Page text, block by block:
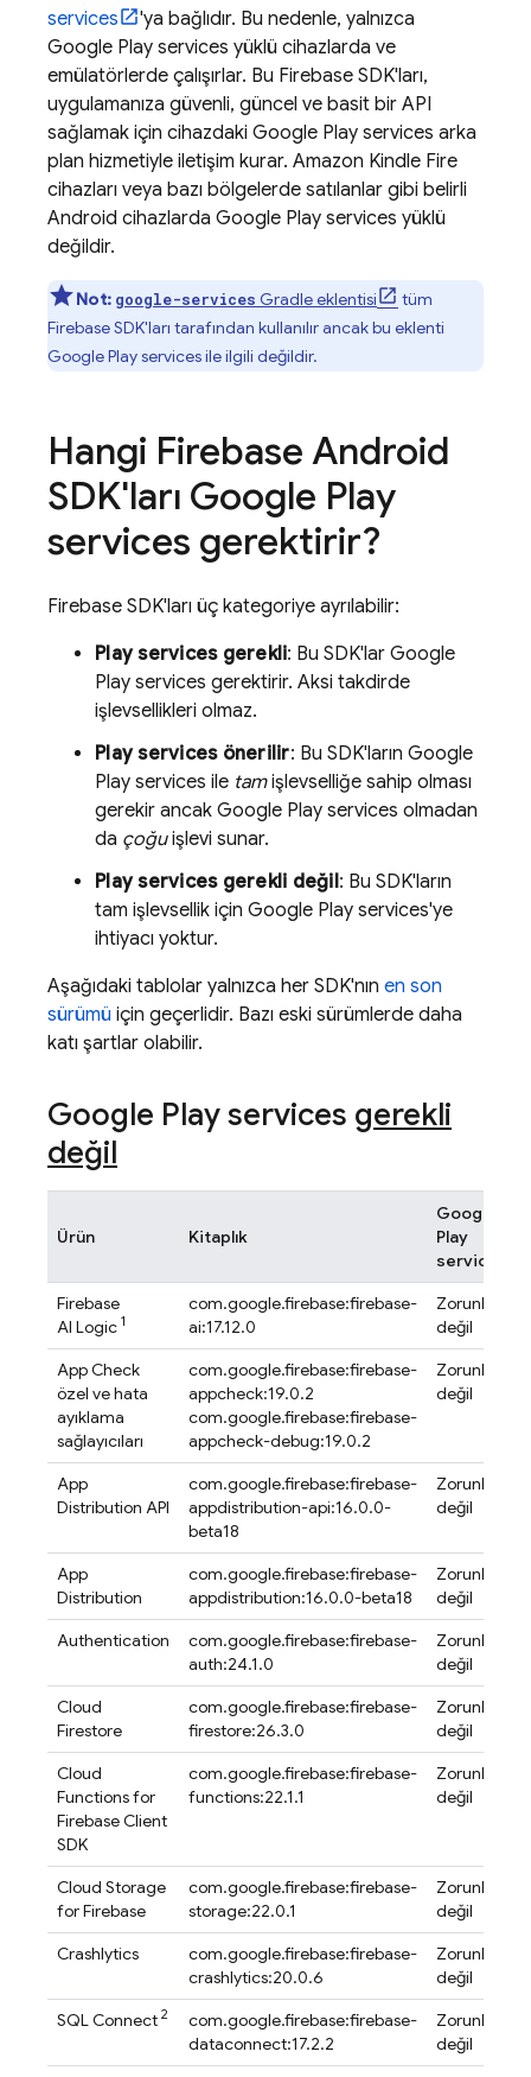
services
'ya bağlıdır. Bu nedenle, yalnızca
Google Play services yüklü cihazlarda ve
emülatörlerde çalışırlar. Bu Firebase SDK'ları,
uygulamanıza güvenli, güncel ve basit bir API
sağlamak için cihazdaki Google Play services arka
plan hizmetiyle iletişim kurar. Amazon Kindle Fire
cihazları veya bazı bölgelerde satılanlar gibi belirli
Android cihazlarda Google Play services yüklü
değildir.
Not: google-services Gradle eklentisi
tüm
Firebase SDK'ları tarafından kullanılır ancak bu eklenti
Google Playservicesile ilgili değildir.
Hangi Firebase Android
SDK'ları Google Play
services gerektirir?
Firebase SDK'ları üç kategoriye ayrılabilir:
Playservicesgerekli: Bu SDK'larGoogle
Play services gerektirir. Aksi takdirde
işlevsellikleri olmaz.
Playservicesönerilir: Bu SDK'ların Google
Play services ile tamişlevselliğe sahip olması
gerekir ancak Google Play services olmadan
da çoğuişlevi sunar.
Playservicesgerekli değil: Bu SDK'ların
tam işlevsellik için Google Play services'ye
ihtiyacı yoktur.
Aşağıdaki tablolar yalnızca her SDK'nın en son
sürümü için geçerlidir. Bazı eski sürümlerde daha
katı şartlar olabilir.
Google Playservices gerekli
değil
Ürün Kitaplık
Google
Play
services
Firebase
AI Logic 1
com.google.firebase:firebase-
ai:17.12.0
Zorunlu
değil
App Check
özel ve hata
ayıklama
sağlayıcıları
com.google.firebase:firebase-
appcheck:19.0.2
com.google.firebase:firebase-
appcheck-debug:19.0.2
Zorunlu
değil
App
Distribution API
com.google.firebase:firebase-
appdistribution-api:16.0.0-
beta18
Zorunlu
değil
App
Distribution
com.google.firebase:firebase-
appdistribution:16.0.0-beta18
Zorunlu
değil
Authentication
com.google.firebase:firebase-
auth:24.1.0
Zorunlu
değil
Cloud
Firestore
com.google.firebase:firebase-
firestore:26.3.0
Zorunlu
değil
Cloud
Functions for
FirebaseClient
SDK
com.google.firebase:firebase-
functions:22.1.1
Zorunlu
değil
Cloud Storage
for Firebase
com.google.firebase:firebase-
storage:22.0.1
Zorunlu
değil
Crashlytics
com.google.firebase:firebase-
crashlytics:20.0.6
Zorunlu
değil
SQL Connect 2
com.google.firebase:firebase-
dataconnect:17.2.2
Zorunlu
değil